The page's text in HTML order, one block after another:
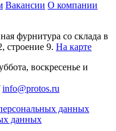
Вакансии О компании
фурнитура со склада в
строение 9. На карте
воскресенье и
info@protos.ru
данных
данных